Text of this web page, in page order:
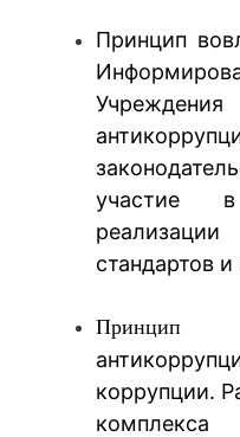
Принцип
участие
стандартов
Принцип
коррупции.